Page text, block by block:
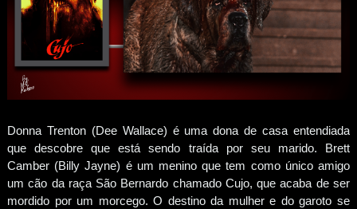
Donna Trenton (Dee Wallace) é uma dona de casa entendiada
que descobre que está sendo traída por seu marido. Brett
Camber (Billy Jayne) é um menino que tem como único amigo
um cão da raça São Bernardo chamado Cujo, que acaba de ser
mordido por um morcego. O destino da mulher e do garoto se